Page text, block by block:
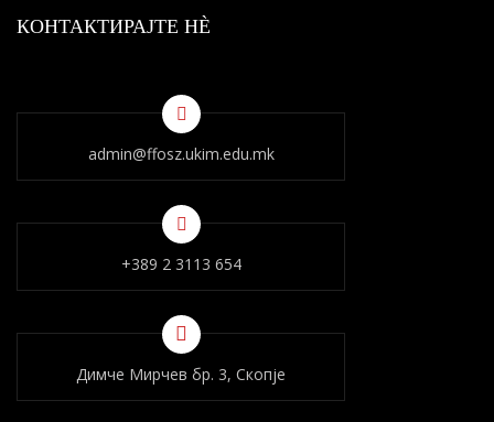
КОНТАКТИРАЈТЕ НÈ
admin@ffosz.ukim.edu.mk
+389 2 3113 654
Димче Мирчев бр. 3, Скопје